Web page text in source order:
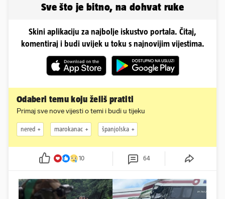
Sve što je bitno, na dohvat ruke
Skini aplikaciju za najbolje iskustvo portala. Čitaj,
komentiraj i budi uvijek u toku s najnovijim vijestima.
Odaberi temu koju želiš pratiti
Primaj sve nove vijesti o temi i budi u tijeku
nered marokanac španjolska
10 64